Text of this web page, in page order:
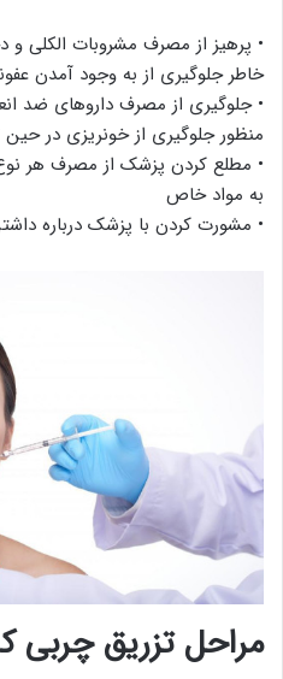
• پرهیز از مصرف مشروبات الکلی و
خاطر جلوگیری از به وجود آمدن
• جلوگیری از مصرف داروهای ضد
منظور جلوگیری از خونریزی در حین
• مطلع کردن پزشک از مصرف هر
به مواد خاص
• مشورت کردن با پزشک درباره
مراحل تزریق چربی